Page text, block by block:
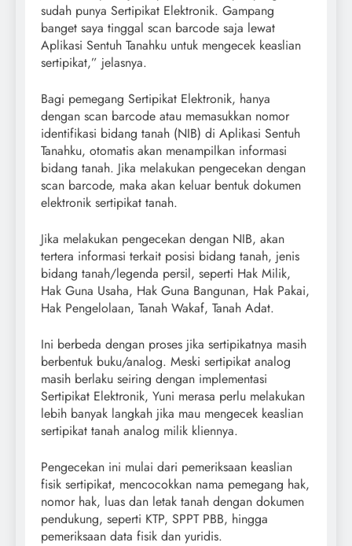
sudah punya Sertipikat Elektronik. Gampang
banget saya tinggal scan barcode saja lewat
Aplikasi Sentuh Tanahku untuk mengecek keaslian
sertipikat,” jelasnya.
Bagi pemegang Sertipikat Elektronik, hanya
dengan scan barcode atau memasukkan nomor
identifikasi bidang tanah (NIB) di Aplikasi Sentuh
Tanahku, otomatis akan menampilkan informasi
bidang tanah. Jika melakukan pengecekan dengan
scan barcode, maka akan keluar bentuk dokumen
elektronik sertipikat tanah.
Jika melakukan pengecekan dengan NIB, akan
tertera informasi terkait posisi bidang tanah, jenis
bidang tanah/legenda persil, seperti Hak Milik,
Hak Guna Usaha, Hak Guna Bangunan, Hak Pakai,
Hak Pengelolaan, Tanah Wakaf, Tanah Adat.
Ini berbeda dengan proses jika sertipikatnya masih
berbentuk buku/analog. Meski sertipikat analog
masih berlaku seiring dengan implementasi
Sertipikat Elektronik, Yuni merasa perlu melakukan
lebih banyak langkah jika mau mengecek keaslian
sertipikat tanah analog milik kliennya.
Pengecekan ini mulai dari pemeriksaan keaslian
fisik sertipikat, mencocokkan nama pemegang hak,
nomor hak, luas dan letak tanah dengan dokumen
pendukung, seperti KTP, SPPT PBB, hingga
pemeriksaan data fisik dan yuridis.